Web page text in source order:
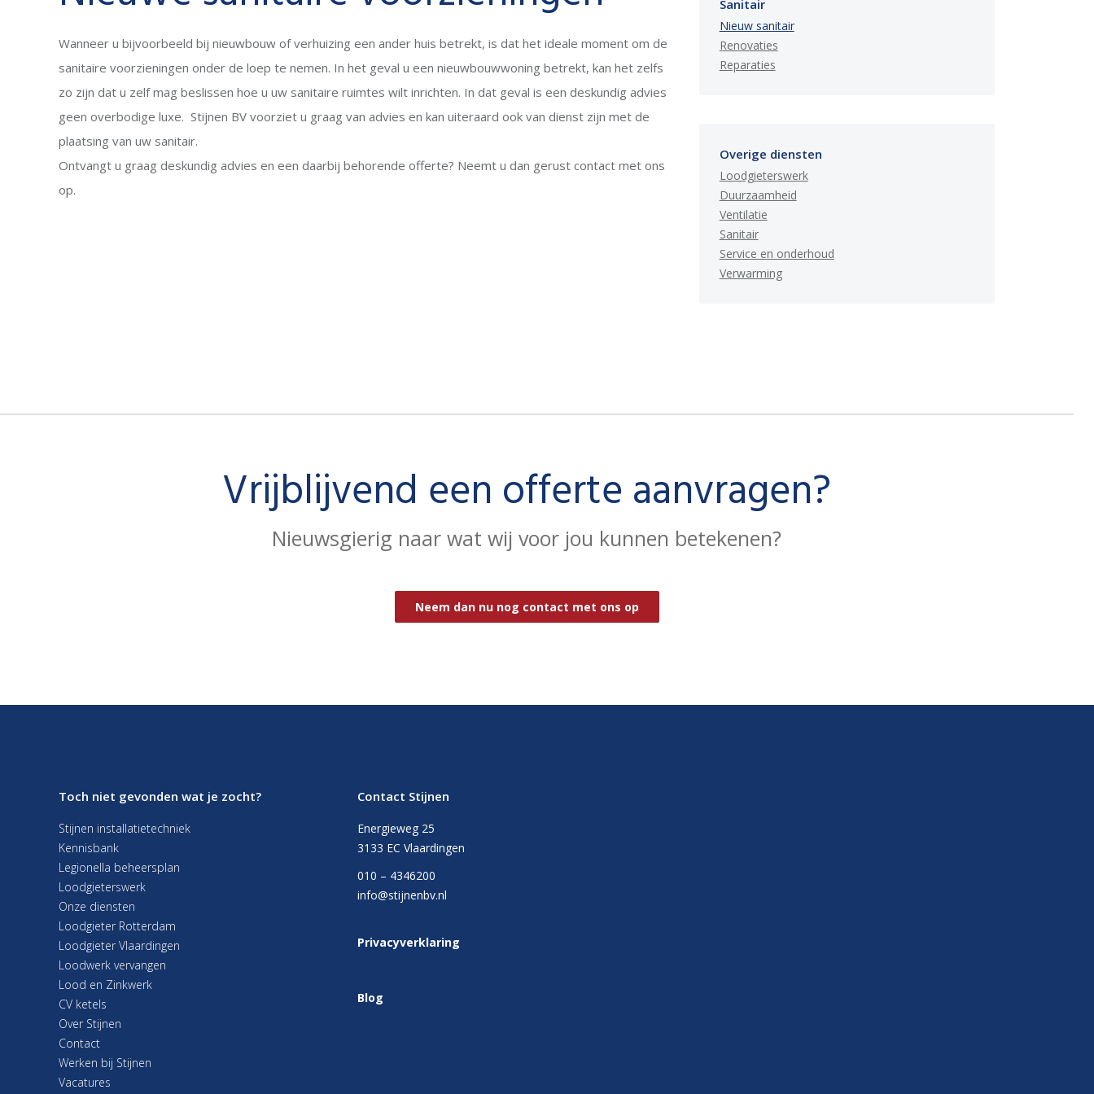
Wanneer u bijvoorbeeld bij nieuwbouw of verhuizing een ander huis betrekt, is dat het ideale moment om de
sanitaire voorzieningen onder de loep te nemen. In het geval u een nieuwbouwwoning betrekt, kan het zelfs
zo zijn dat u zelf mag beslissen hoe u uw sanitaire ruimtes wilt inrichten. In dat geval is een deskundig advies
geen overbodige luxe. Stijnen BV voorziet u graag van advies en kan uiteraard ook van dienst zijn met de
plaatsing van uw sanitair.
Ontvangt u graag deskundig advies en een daarbij behorende offerte? Neemt u dan gerust contact met ons
op.
Sanitair
Nieuw sanitair
Renovaties
Reparaties
Overige diensten
Loodgieterswerk
Duurzaamheid
Ventilatie
Sanitair
Service en onderhoud
Verwarming
Vrijblijvend een offerte aanvragen?
Nieuwsgierig naar wat wij voor jou kunnen betekenen?
Neem dan nu nog contact met ons op
Toch niet gevonden wat je zocht?
Stijnen installatietechniek
Kennisbank
Legionella beheersplan
Loodgieterswerk
Onze diensten
Loodgieter Rotterdam
Loodgieter Vlaardingen
Loodwerk vervangen
Lood en Zinkwerk
CV ketels
Over Stijnen
Contact
Werken bij Stijnen
Vacatures
Contact Stijnen
Energieweg 25
3133 EC Vlaardingen
010 – 4346200
info@stijnenbv.nl
Privacyverklaring
Blog